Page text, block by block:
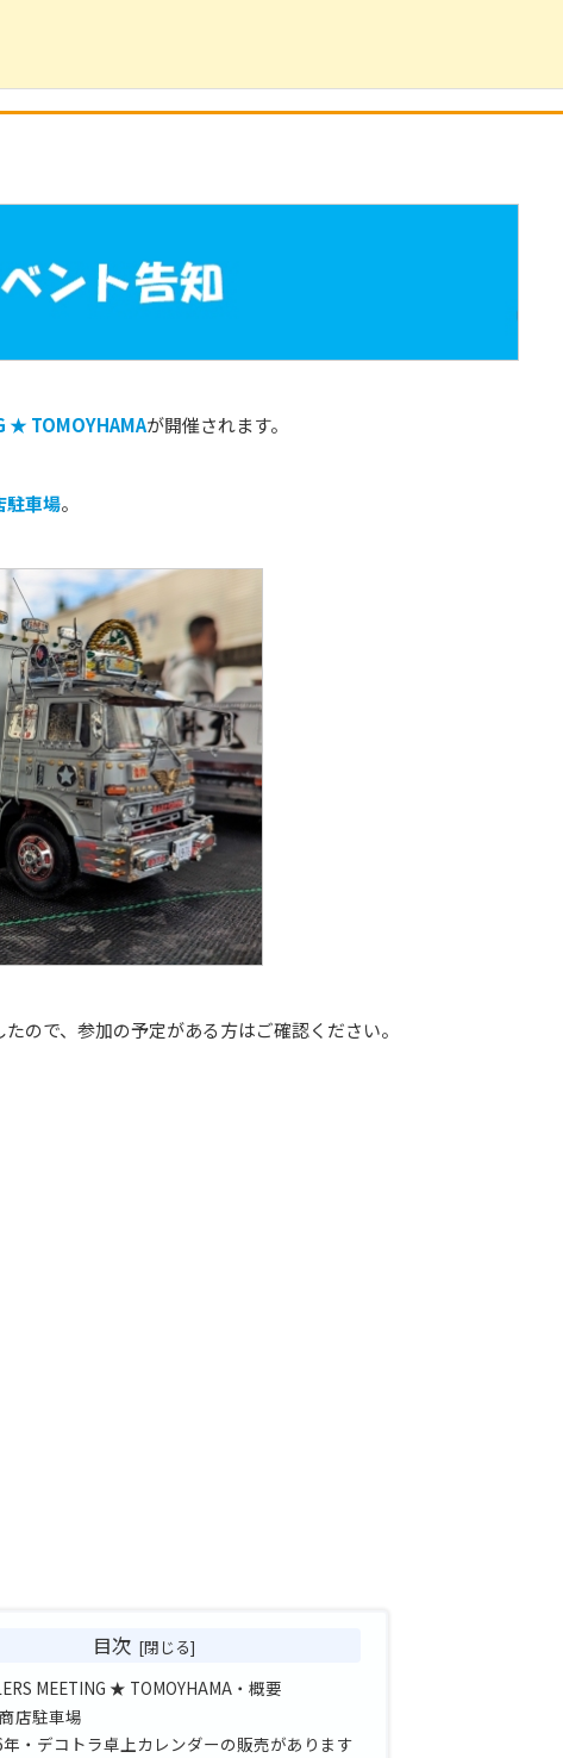
★ TOMOYHAMAが開催されます。
駐車場。
たので、参加の予定がある方はご確認ください。
目次
MEETING ★ TOMOYHAMA・概要
店駐車場
・デコトラ卓上カレンダーの販売があります